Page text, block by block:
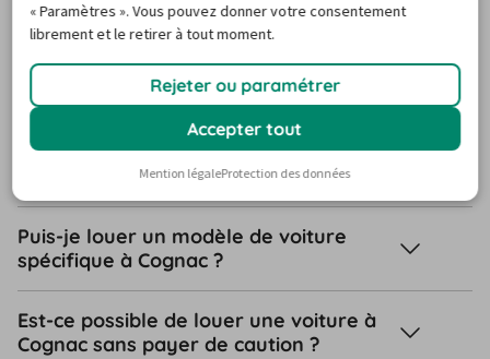
Ai-je besoin d’une carte de crédit pour
réserver une voiture de location à
Cognac ?
Quelles sont les options les plus
sélectionnées par les voyageurs à
Puis-je louer un modèle de voiture
spécifique à Cognac ?
Est-ce possible de louer une voiture à
Cognac sans payer de caution ?
« Paramètres ». Vous pouvez donner votre consentement
librement et le retirer à tout moment.
Rejeter ou paramétrer
Accepter tout
Mention légaleProtection des données